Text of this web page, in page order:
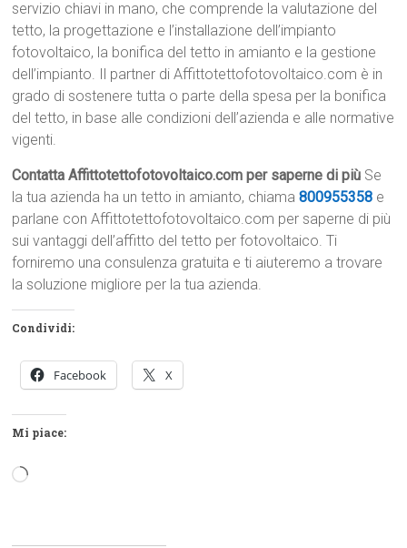
servizio chiavi in mano, che comprende la valutazione del
tetto, la progettazione e l’installazione dell’impianto
fotovoltaico, la bonifica del tetto in amianto e la gestione
dell’impianto. Il partner di Affittotettofotovoltaico.com è in
grado di sostenere tutta o parte della spesa per la bonifica
del tetto, in base alle condizioni dell’azienda e alle normative
vigenti.
Contatta Affittotettofotovoltaico.com per saperne di più Se
la tua azienda ha un tetto in amianto, chiama800955358 e
parlane con Affittotettofotovoltaico.com per saperne di più
sui vantaggi dell’affitto del tetto per fotovoltaico. Ti
forniremo una consulenza gratuita e ti aiuteremo a trovare
la soluzione migliore per la tua azienda.
Condividi:
Facebook X
Mi piace:
Caricamento